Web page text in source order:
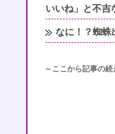
いいね」と不吉
なに！？蜘蛛
～ここから記事の続